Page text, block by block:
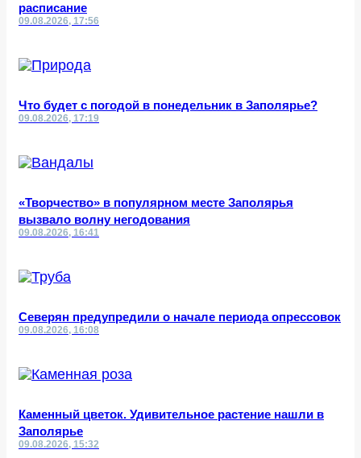
расписание
09.08.2026, 17:56
Что будет с погодой в понедельник в Заполярье?
09.08.2026, 17:19
«Творчество» в популярном месте Заполярья
вызвало волну негодования
09.08.2026, 16:41
Северян предупредили о начале периода опрессовок
09.08.2026, 16:08
Каменный цветок. Удивительное растение нашли в
Заполярье
09.08.2026, 15:32